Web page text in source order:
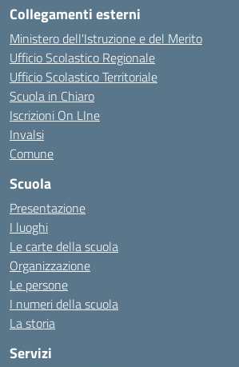
Collegamenti esterni
Ministero dell'Istruzione e del Merito
Ufficio Scolastico Regionale
Ufficio Scolastico Territoriale
Scuola in Chiaro
Iscrizioni On LIne
Invalsi
Comune
Scuola
Presentazione
I luoghi
Le carte della scuola
Organizzazione
Le persone
I numeri della scuola
La storia
Servizi